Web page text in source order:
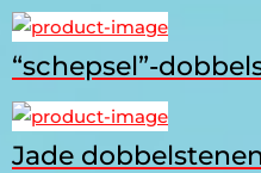
“schepsel”-
Jade dobbelstenen